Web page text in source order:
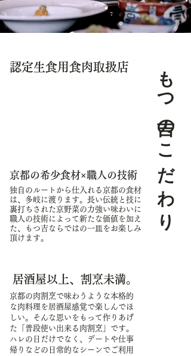
おしながき
独自のルートから仕入れる京都の食材
は、多岐に渡ります。長い伝統と技に
裏打ちされた京野菜の力強い味わいに
職人の技術によって新たな価値を​加え
た、もつ吉ならではの一皿をお楽しみ
頂けます。
京都の希少食材×職人の技術
認定生食用食肉取扱店 ​もつ吉のこだわり
居酒屋以上、割烹未満。
京都の肉割烹で味わうような本格的
な肉料理を居酒屋感覚で楽しんでほ
しい。そんな思いをもって作りあげ
た「普段使い出来る肉割烹」です。
ハレの日だけでなく、デートや仕事
帰りなどの日常的なシーンでご利用